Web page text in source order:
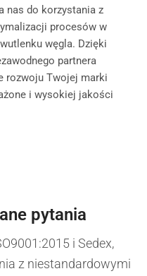
nas do korzystania z
procesów w
węgla. Dzięki
partnera
rozwoju Twojej marki
i wysokiej jakości
pytania
i Sedex,
z niestandardowymi